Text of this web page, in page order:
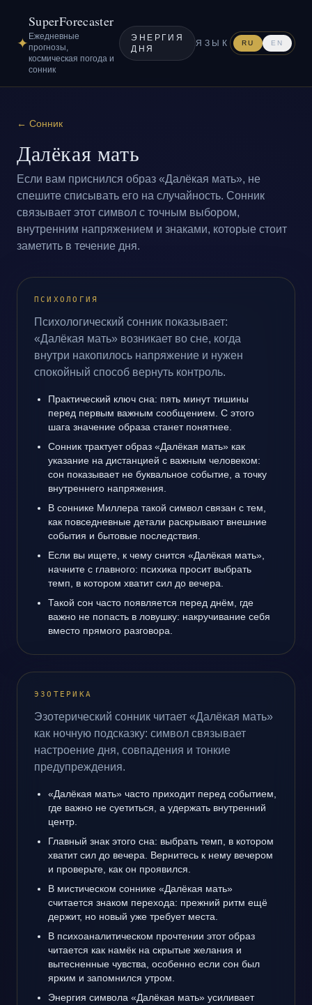
✦
SuperForecaster
Ежедневные
прогнозы,
космическая погода и
сонник
ЭНЕРГИЯ
ДНЯ
ЯЗЫК RU EN
← Сонник
Далёкая мать
Если вам приснился образ «Далёкая мать», не
спешите списывать его на случайность. Сонник
связывает этот символ с точным выбором,
внутренним напряжением и знаками, которые стоит
заметить в течение дня.
ПСИХОЛОГИЯ
Психологический сонник показывает:
«Далёкая мать» возникает во сне, когда
внутри накопилось напряжение и нужен
спокойный способ вернуть контроль.
Практический ключ сна: пять минут тишины
перед первым важным сообщением. С этого
шага значение образа станет понятнее.
Сонник трактует образ «Далёкая мать» как
указание на дистанцией с важным человеком:
сон показывает не буквальное событие, а точку
внутреннего напряжения.
В соннике Миллера такой символ связан с тем,
как повседневные детали раскрывают внешние
события и бытовые последствия.
Если вы ищете, к чему снится «Далёкая мать»,
начните с главного: психика просит выбрать
темп, в котором хватит сил до вечера.
Такой сон часто появляется перед днём, где
важно не попасть в ловушку: накручивание себя
вместо прямого разговора.
ЭЗОТЕРИКА
Эзотерический сонник читает «Далёкая мать»
как ночную подсказку: символ связывает
настроение дня, совпадения и тонкие
предупреждения.
«Далёкая мать» часто приходит перед событием,
где важно не суетиться, а удержать внутренний
центр.
Главный знак этого сна: выбрать темп, в котором
хватит сил до вечера. Вернитесь к нему вечером
и проверьте, как он проявился.
В мистическом соннике «Далёкая мать»
считается знаком перехода: прежний ритм ещё
держит, но новый уже требует места.
В психоаналитическом прочтении этот образ
читается как намёк на скрытые желания и
вытесненные чувства, особенно если сон был
ярким и запомнился утром.
Энергия символа «Далёкая мать» усиливает